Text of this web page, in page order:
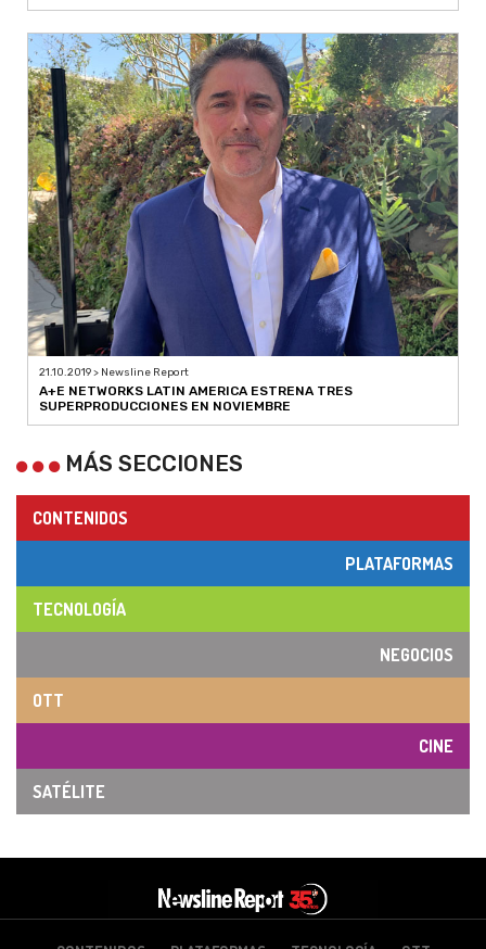
21.10.2019 > Newsline Report
A+E NETWORKS LATIN AMERICA ESTRENA TRES
SUPERPRODUCCIONES EN NOVIEMBRE
MÁS SECCIONES
CONTENIDOS
PLATAFORMAS
TECNOLOGÍA
NEGOCIOS
OTT
CINE
SATÉLITE